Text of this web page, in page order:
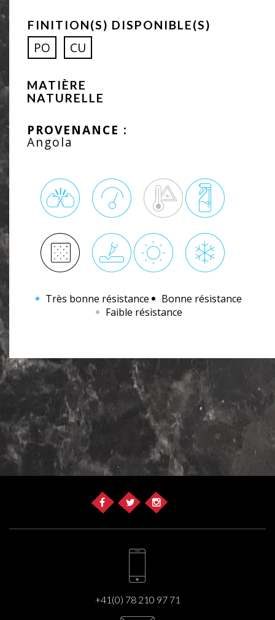
MATIÈRE
NATURELLE
PROVENANCE :
Angola
FINITION(S) DISPONIBLE(S)
PO CU
Très bonne résistance
Bonne résistance
Faible résistance
+41(0) 78 210 97 71